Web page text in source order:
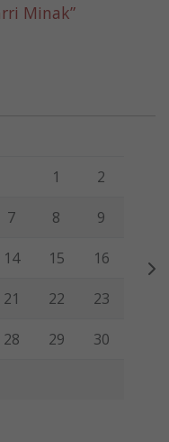
Minak”
Viernes Sábado
1 2
7 8 9
14 15 16
21 22 23
28 29 30